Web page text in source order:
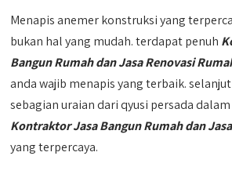
Menapis anemer konstruksi yang
bukan hal yang mudah. terdapat penuh
Bangun Rumah dan Jasa Renovasi
anda wajib menapis yang terbaik.
sebagian uraian dari qyusi persada
Kontraktor Jasa Bangun Rumah dan
yang terpercaya.